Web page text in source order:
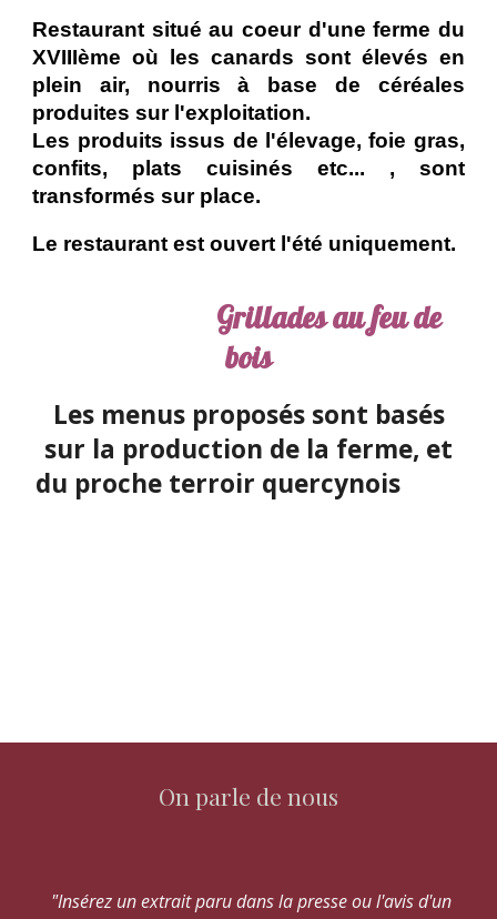
Restaurant situé au coeur d'une ferme du
XVIIIème où les canards sont élevés en
plein air, nourris à base de céréales
produites sur l'exploitation.
Les produits issus de l'élevage, foie gras,
confits, plats cuisinés etc... , sont
transformés sur place.
Le restaurant est ouvert l'été uniquement.
Grillades au feu de
bois
Les menus proposés sont basés
sur la production de la ferme, et
du proche terroir quercynois
On parle de nous
"Insérez un extrait paru dans la presse ou l'avis d'un